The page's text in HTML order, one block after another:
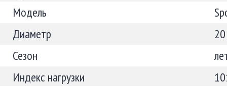
Модель
Диаметр
20
Сезон
Индекс нагрузки